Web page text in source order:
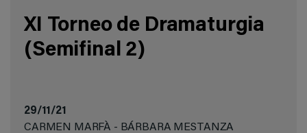
XI Torneo de Dramaturgia
(Semifinal 2)
29/11/21
CARMEN MARFÀ - BÁRBARA MESTANZA